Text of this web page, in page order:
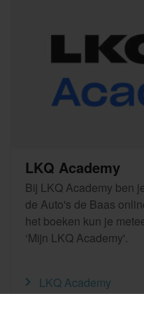
LKQ Academy
Bij LKQ Academy ben
de Auto's de Baas
het boeken kun je
‘Mijn LKQ Academy'.
LKQ Academy